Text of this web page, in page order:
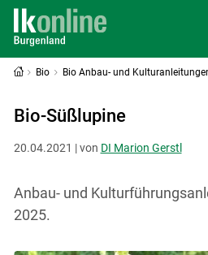
Bio Bio Anbau- und
Bio-Süßlupine
20.04.2021 | von DI Marion Gerstl
Anbau- und
2025.